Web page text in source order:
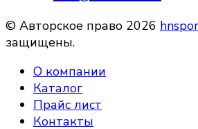
© Авторское право 2026
защищены.
О компании
Каталог
Прайс лист
Контакты